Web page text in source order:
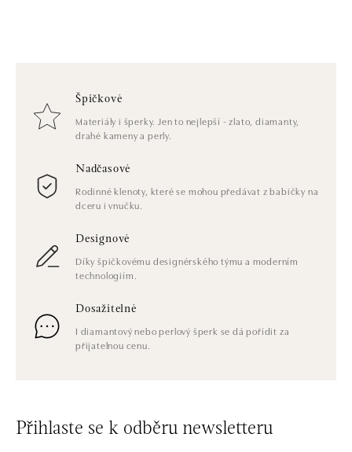
Špičkové
Materiály i šperky. Jen to nejlepší - zlato, diamanty,
drahé kameny a perly.
Nadčasové
Rodinné klenoty, které se mohou předávat z babičky na
dceru i vnučku.
Designové
Díky špičkovému designérského týmu a moderním
technologiím.
Dosažitelné
I diamantový nebo perlový šperk se dá pořídit za
přijatelnou cenu.
Přihlaste se k odběru newsletteru